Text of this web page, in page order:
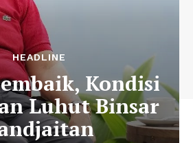
HEADLINE
Kondisi
Luhut Binsar